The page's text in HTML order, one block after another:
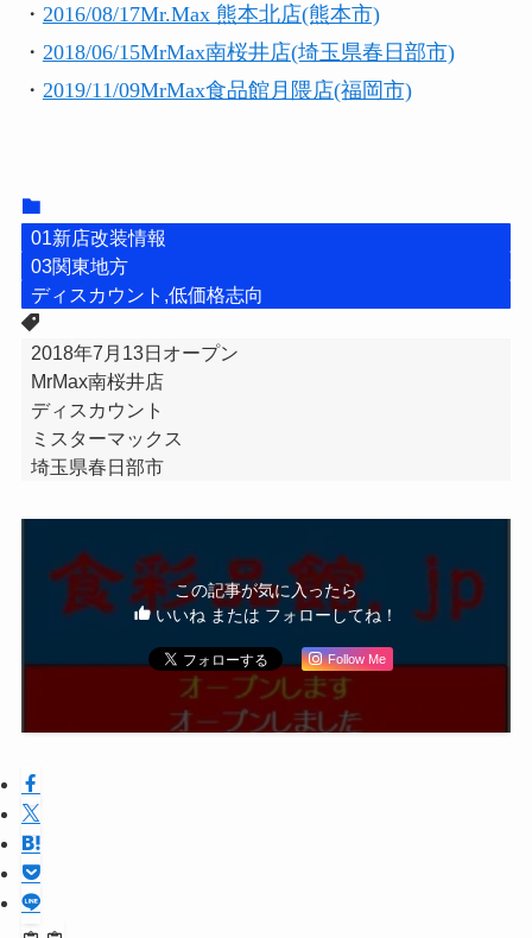
・ 2016/08/17Mr.Max 熊本北店(熊本市)
・ 2018/06/15MrMax南桜井店(埼玉県春日部市)
・ 2019/11/09MrMax食品館月隈店(福岡市)
01新店改装情報
03関東地方
ディスカウント,低価格志向
2018年7月13日オープン
MrMax南桜井店
ディスカウント
ミスターマックス
埼玉県春日部市
この記事が気に入ったら
いいね または フォローしてね！
Follow Me